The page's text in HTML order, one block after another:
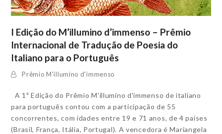
I Edição do M’illumino d’immenso – Prêmio
Internacional de Tradução de Poesia do
Italiano para o Português
Prêmio M'illumino d'immenso
A 1ª Edição do Prêmio M'illumino d'immenso de italiano
para português contou com a participação de 55
concorrentes, com idades entre 19 e 71 anos, de 4 países
(Brasil, França, Itália, Portugal). A vencedora é Mariangela